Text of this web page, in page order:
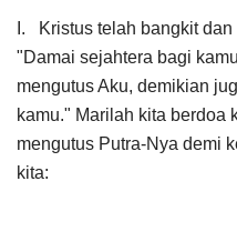
I. Kristus telah bangkit
"Damai sejahtera bagi
mengutus Aku, demikian
kamu." Marilah kita berdoa
mengutus Putra-Nya demi
kita: